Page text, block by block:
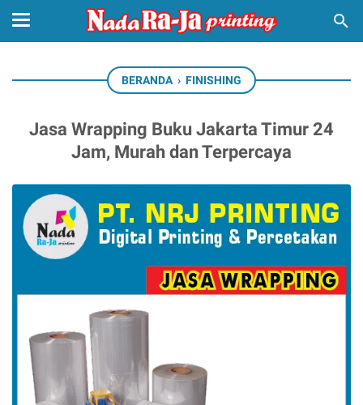
BERANDA › FINISHING
Jasa Wrapping Buku Jakarta Timur 24
Jam, Murah dan Terpercaya